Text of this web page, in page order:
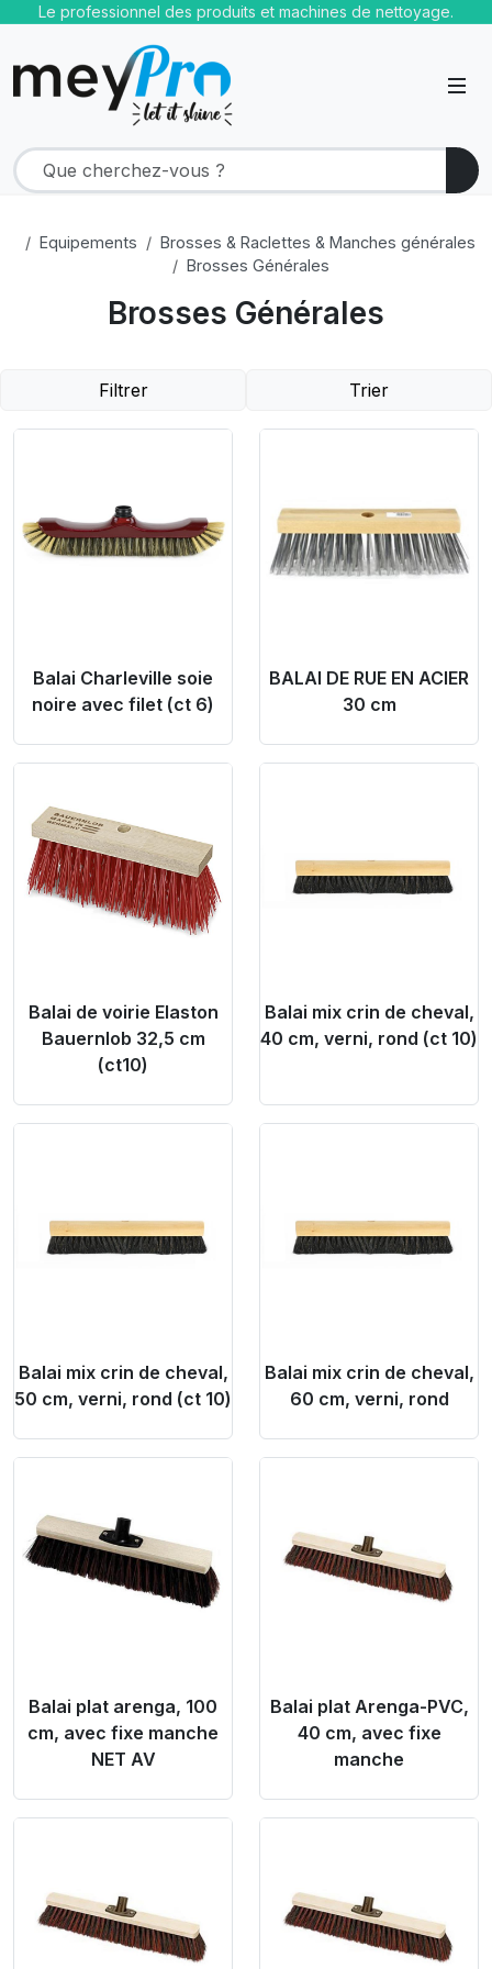
Le professionnel des produits et machines de nettoyage.
Equipements
Brosses & Raclettes & Manches générales
Brosses Générales
Brosses Générales
Filtrer Trier
Balai Charleville soie
noire avec filet (ct 6)
BALAI DE RUE EN ACIER
30 cm
Balai de voirie Elaston
Bauernlob 32,5 cm
(ct10)
Balai mix crin de cheval,
40 cm, verni, rond (ct 10)
Balai mix crin de cheval,
50 cm, verni, rond (ct 10)
Balai mix crin de cheval,
60 cm, verni, rond
Balai plat arenga, 100
cm, avec fixe manche
NET AV
Balai plat Arenga-PVC,
40 cm, avec fixe
manche